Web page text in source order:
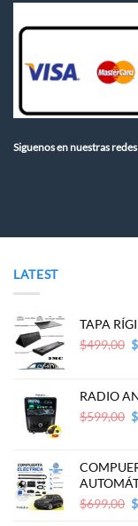
Siguenos en nuestras
LATEST
TAPA
$499,00 $
RADIO
$599,00 $
$699,00 $